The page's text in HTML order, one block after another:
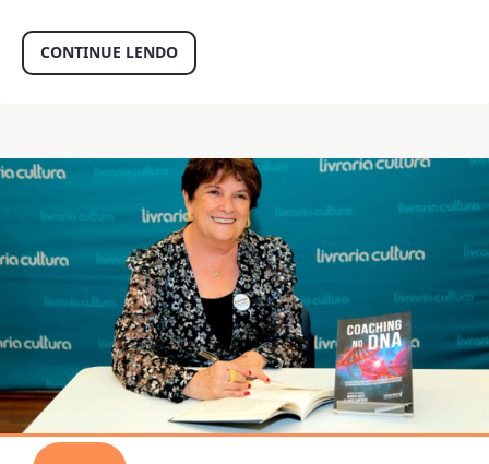
CONTINUE LENDO